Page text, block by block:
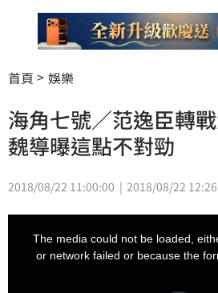
首頁 娛樂
海角七號／范逸臣轉
魏導曝這點不對勁
2018/08/22 11:00:00 2018/08/22
The media could not be loaded,
or network failed or because the